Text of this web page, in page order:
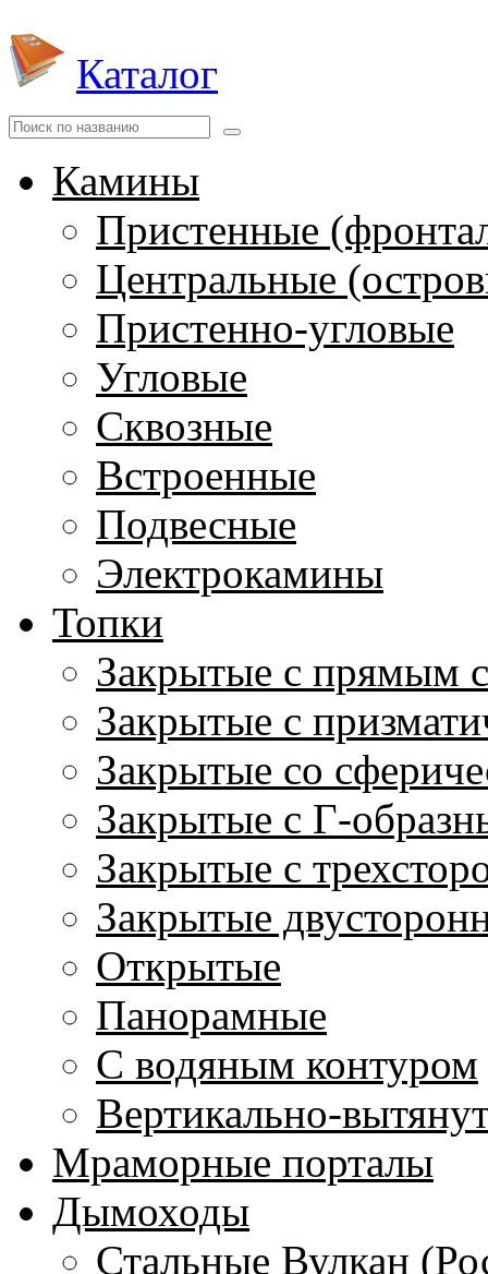
Каталог
Камины
Пристенные
Центральные
Пристенно-угловые
Угловые
Сквозные
Встроенные
Подвесные
Электрокамины
Топки
Закрытые с прямым
Закрытые с
Закрытые со
Закрытые с Г-
Закрытые с
Закрытые
Открытые
Панорамные
С водяным контуром
Вертикально-
Мраморные порталы
Дымоходы
Стальные Вулкан